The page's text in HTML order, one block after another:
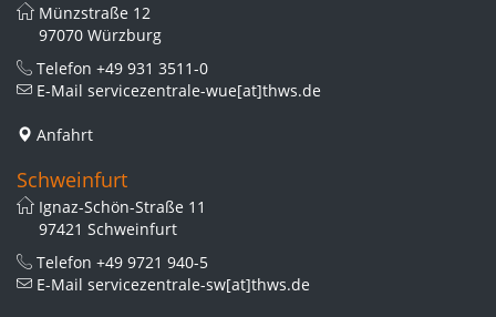
Münzstraße 12
97070 Würzburg
Telefon +49 931 3511-0
E-Mail servicezentrale-wue[at]thws.de
Anfahrt
Schweinfurt
Ignaz-Schön-Straße 11
97421 Schweinfurt
Telefon +49 9721 940-5
E-Mail servicezentrale-sw[at]thws.de